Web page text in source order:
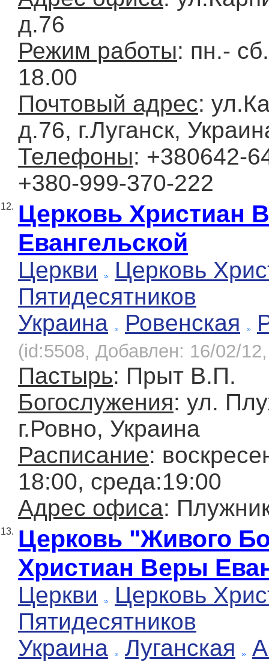
д.76
Режим работы: пн.-
18.00
Почтовый адрес:
д.76, г.Луганск,
Телефоны: +380642-
+380-999-370-222
12. Церковь Христиан
Евангельской
Церкви
Церковь
Пятидесятников
Украина
Ровенская
(id:5508, Добавлен: 16/02/
Пастырь: Прыт В.П.
Богослужения: ул.
г.Ровно, Украина
Расписание:
18:00, среда:19:00
Адрес офиса:
13. Церковь "Живого
Христиан Веры
Церкви
Церковь
Пятидесятников
Украина
Луганская